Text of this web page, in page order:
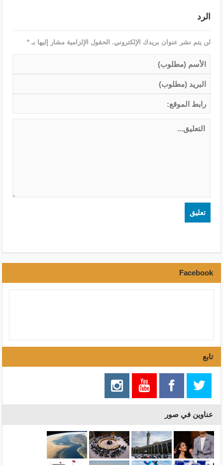
الرد
لن يتم نشر عنوان بريدك الإلكتروني. الحقول الإلزامية مشار إليها بـ*
Facebook
تابع
عناوين في صور